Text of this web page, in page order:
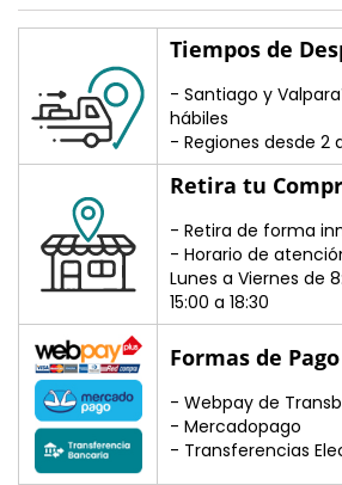
Tiempos de
- Santiago y
hábiles
- Regiones desde 2
Retira tu
- Retira de forma
- Horario de
Lunes a Viernes de
15:00 a 18:30
Formas de Pago
- Webpay de
- Mercadopago
- Transferencias